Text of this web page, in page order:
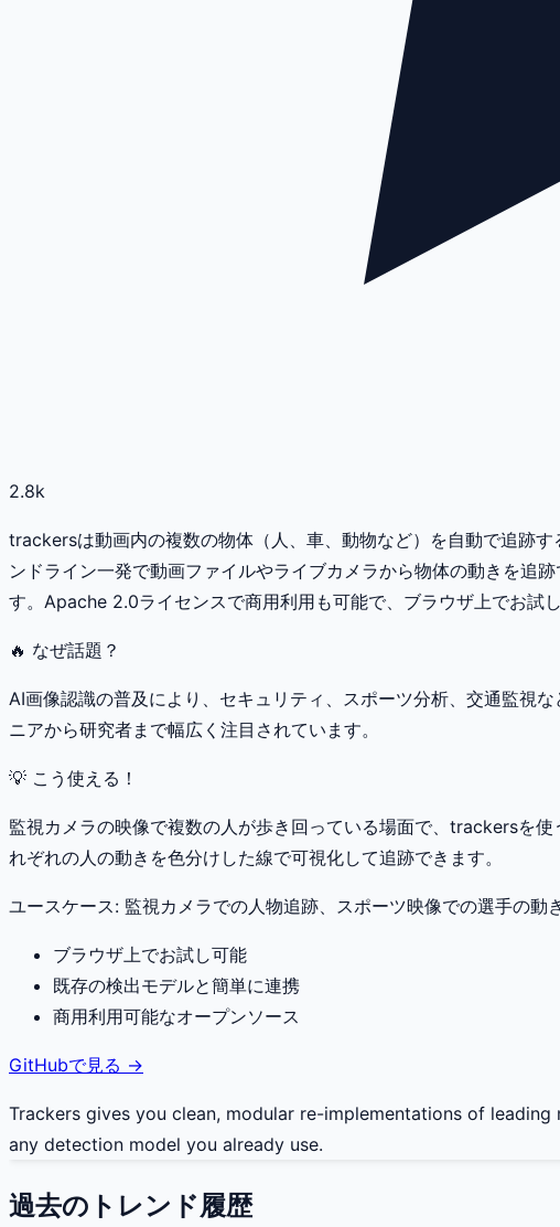
2.8k
trackersは動画内の複数の物体（人、車、動物など）を自動で追跡
ンドライン一発で動画ファイルやライブカメラから物体の動きを追
す。Apache 2.0ライセンスで商用利用も可能で、ブラウザ上でお試し
🔥 なぜ話題？
AI画像認識の普及により、セキュリティ、スポーツ分析、交通監視
ニアから研究者まで幅広く注目されています。
💡 こう使える！
監視カメラの映像で複数の人が歩き回っている場面で、trackersを
れぞれの人の動きを色分けした線で可視化して追跡できます。
ユースケース: 監視カメラでの人物追跡、スポーツ映像での選手の動
ブラウザ上でお試し可能
既存の検出モデルと簡単に連携
商用利用可能なオープンソース
GitHubで見る →
Trackers gives you clean, modular re-implementations of
any detection model you already use.
過去のトレンド履歴